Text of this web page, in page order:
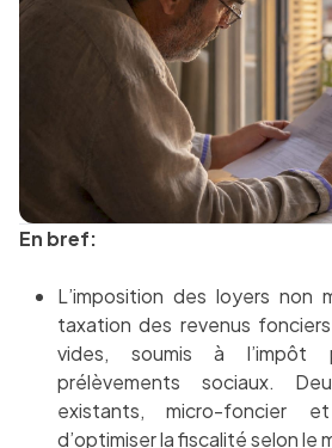
En bref:
L’imposition des loyers non
taxation des revenus
vides, soumis à l’impôt
prélèvements sociaux.
existants, micro-foncier
d’optimiser la fiscalité selon le